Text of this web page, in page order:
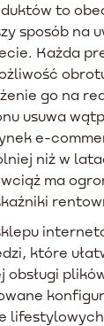
to
sposób na
Każda
go na
usuwa
e-
niż w
ma
które
obsługi